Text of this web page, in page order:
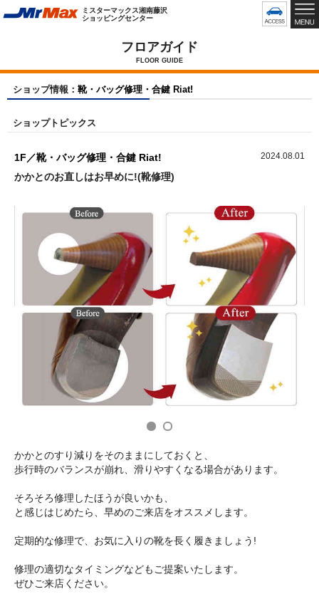
ミスターマックス湘南藤沢
ショッピングセンター
ロ
メ
ュ
フロアガイド
FLOOR GUIDE
ショップ情報： 靴・バッグ修理・合鍵 Riat!
ショップトピックス
2024.08.01
1F／靴・バッグ修理・合鍵 Riat!
かかとのお直しはお早めに!(靴修理)
かかとのすり減りをそのままにしておくと、
歩行時のバランスが崩れ、滑りやすくなる場合があります。
そろそろ修理したほうが良いかも、
と感じはじめたら、早めのご来店をオススメします。
定期的な修理で、お気に入りの靴を長く履きましょう!
修理の適切なタイミングなどもご提案いたします。
ぜひご来店ください。